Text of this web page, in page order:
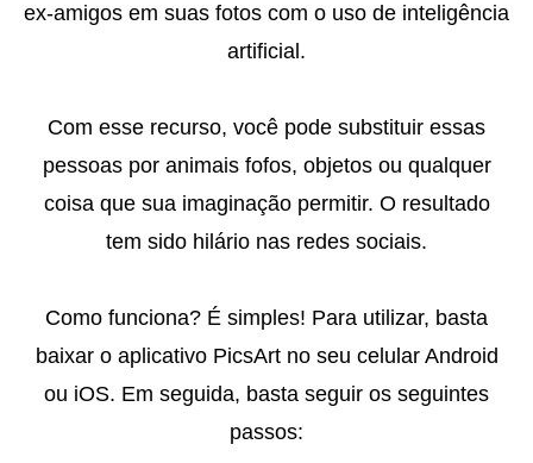
ex-amigos em suas fotos com o uso de inteligência
artificial.
Com esse recurso, você pode substituir essas
pessoas por animais fofos, objetos ou qualquer
coisa que sua imaginação permitir. O resultado
tem sido hilário nas redes sociais.
Como funciona? É simples! Para utilizar, basta
baixar o aplicativo PicsArt no seu celular Android
ou iOS. Em seguida, basta seguir os seguintes
passos: